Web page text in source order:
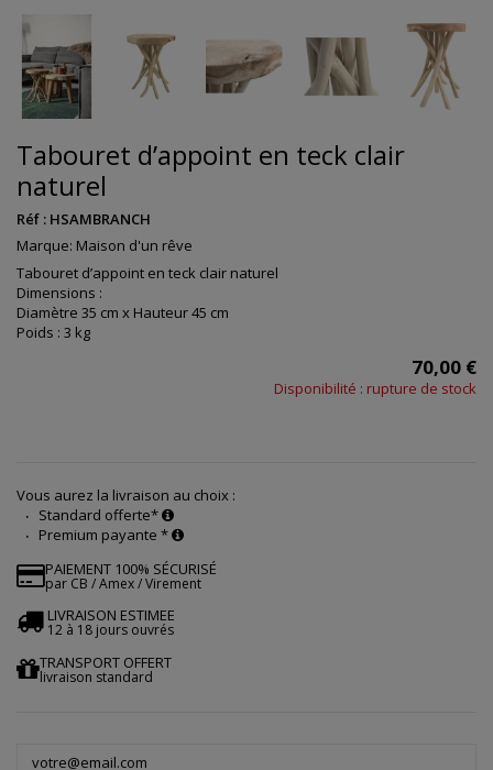
Tabouret d’appoint en teck clair
naturel
Réf : HSAMBRANCH
Marque: Maison d'un rêve
Tabouret d’appoint en teck clair naturel
Dimensions :
Diamètre 35 cm x Hauteur 45 cm
Poids : 3 kg
70,00 €
Disponibilité : rupture de stock
Vous aurez la livraison au choix :
Standard offerte*
Premium payante *
PAIEMENT 100% SÉCURISÉ
par CB / Amex / Virement
LIVRAISON ESTIMEE
12 à 18 jours ouvrés
TRANSPORT OFFERT
livraison standard